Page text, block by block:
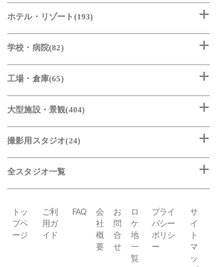
ホテル・リゾート(193)
学校・病院(82)
工場・倉庫(65)
大型施設・景観(404)
撮影用スタジオ(24)
全スタジオ一覧
トッ
プペ
ージ
ご利
用ガ
イド
FAQ
会
社
概
要
お
問
合
せ
ロ
ケ
地
一
覧
プライ
バシー
ポリシ
ー
サ
イ
ト
マ
ッ